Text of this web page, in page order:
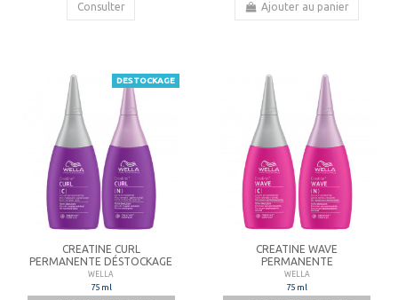
Consulter Ajouter au panier
DESTOCKAGE
CREATINE CURL
PERMANENTE DÉSTOCKAGE
WELLA
75 ml
CREATINE WAVE
PERMANENTE
WELLA
75 ml